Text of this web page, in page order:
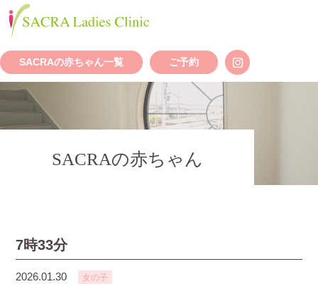
SACRAの赤ちゃん一覧 ご予約
SACRAの赤ちゃん
7時33分
2026.01.30 女の子